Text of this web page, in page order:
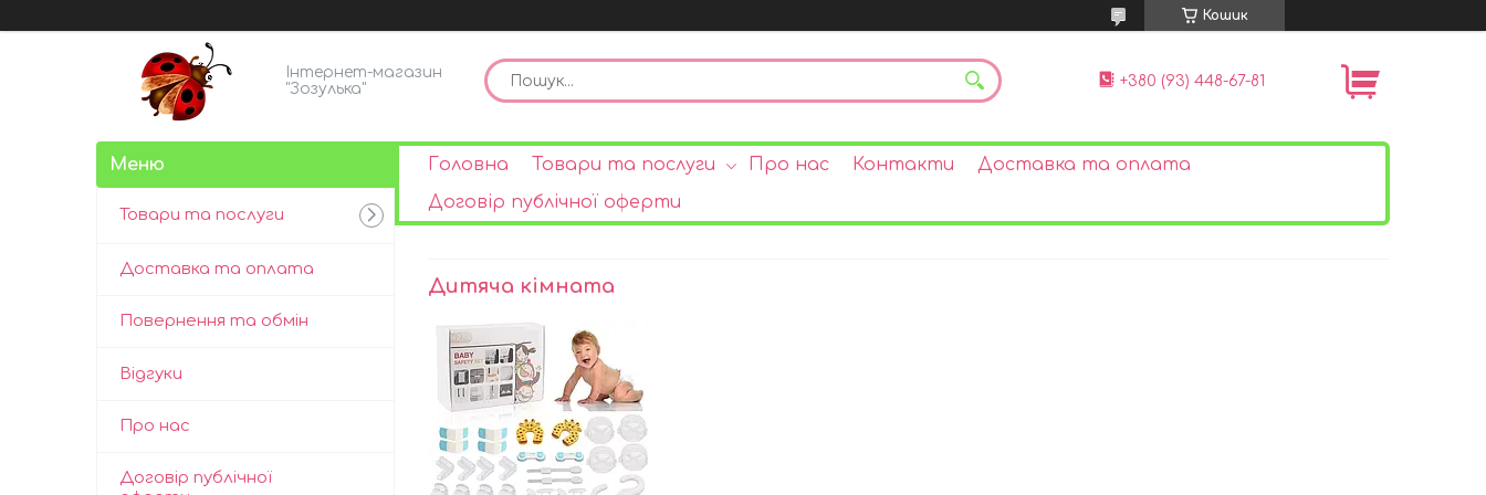
Кошик
Інтернет-магазин
"Зозулька"
+380 (93) 448-67-81
Головна Товари та послуги Про нас Контакти
Доставка та оплата
Договір публічної оферти
Дитяча кімната
Товари та послуги
Доставка та оплата
Повернення та обмін
Відгуки
Про нас
Договір публічної